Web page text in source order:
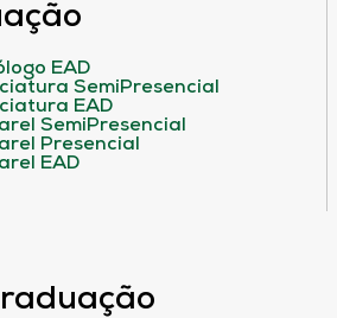
EAD
SemiPresencial
EAD
SemiPresencial
Presencial
EAD